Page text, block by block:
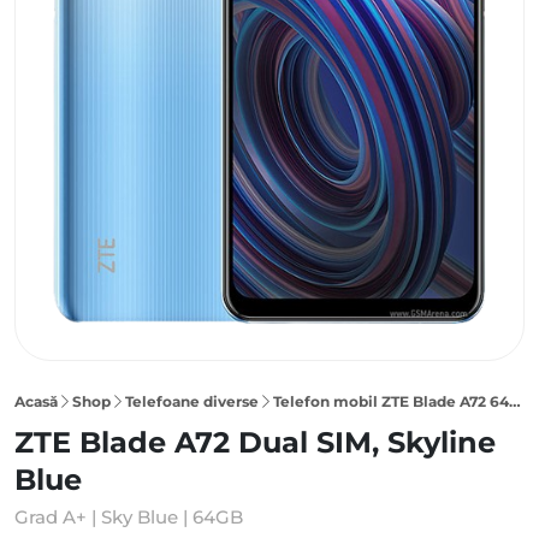
Acasă Shop Telefoane diverse Telefon mobil ZTE Blade A72 64GB Dual SIM, Skyline Blue
ZTE Blade A72 Dual SIM, Skyline
Blue
Grad A+ | Sky Blue | 64GB